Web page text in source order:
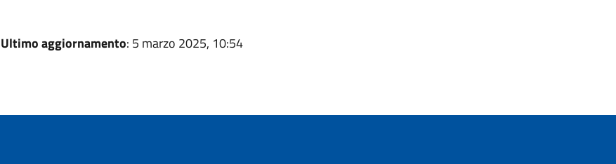
Ultimo aggiornamento: 5 marzo 2025, 10:54